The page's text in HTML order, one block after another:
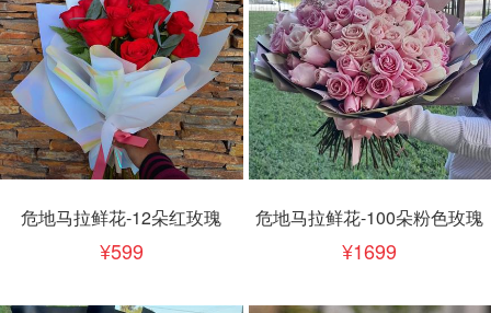
危地马拉鲜花-12朵红玫瑰
599
危地马拉鲜花-100朵粉色玫瑰
1699